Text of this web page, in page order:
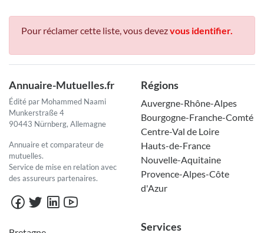
Pour réclamer cette liste, vous devezvous identifier.
Annuaire-Mutuelles.fr
Édité par Mohammed Naami
Munkerstraße 4
90443 Nürnberg, Allemagne
Annuaire et comparateur de
mutuelles.
Service de mise en relation avec
des assureurs partenaires.
Régions
Auvergne-Rhône-Alpes
Bourgogne-Franche-Comté
Centre-Val de Loire
Hauts-de-France
Nouvelle-Aquitaine
Provence-Alpes-Côte
d'Azur
Services